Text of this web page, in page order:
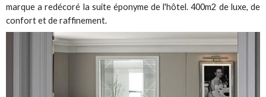
marque a redécoré la suite éponyme de l'hôtel. 400m2 de luxe, de
confort et de raffinement.